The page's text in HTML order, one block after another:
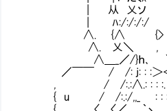
| 从 乂ソ ,ィf
| ﾊ:/:/:/:/ 乂
∧. {∧ {>
∧. 乂＼ , u.
∧＿_／/}ｈ､ ｀ _
／￣￣ / /: j: : :＞
, / /:.:∧.: : : :. :. :. / .
{ u / /:.:/,,_ : : :.
{ 〈＿〈／ ｀